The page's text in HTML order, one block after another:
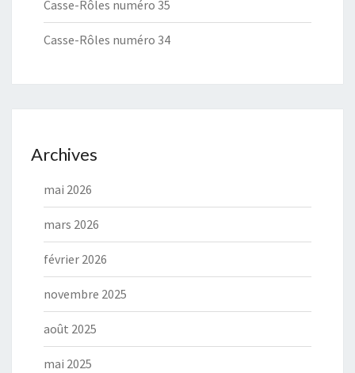
Casse-Rôles numéro 35
Casse-Rôles numéro 34
Archives
mai 2026
mars 2026
février 2026
novembre 2025
août 2025
mai 2025